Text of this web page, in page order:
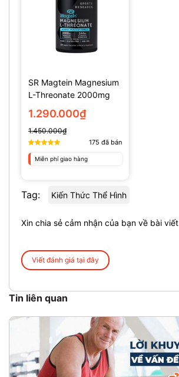
SR Magtein Magnesium
L-Threonate 2000mg
(135 Viên)
1.290.000₫
1.450.000₫
175 đã bán
Miễn phí giao hàng
Tag: Kiến Thức Thể Hình
Xin chia sẻ cảm nhận của bạn về bài viết
Viết đánh giá tại đây
Tin liên quan